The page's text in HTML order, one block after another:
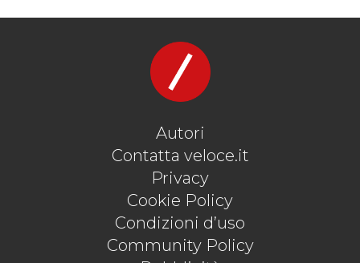
Autori
Contatta veloce.it
Privacy
Cookie Policy
Condizioni d’uso
Community Policy